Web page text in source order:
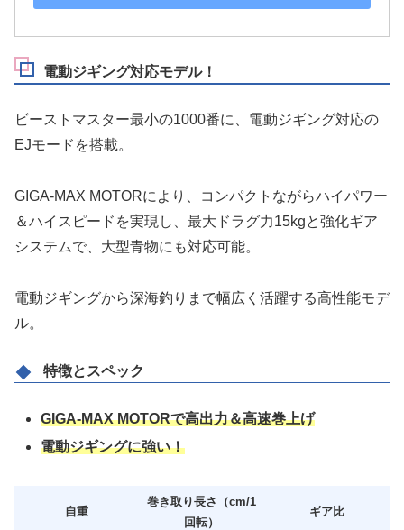
電動ジギング対応モデル！
ビーストマスター最小の1000番に、電動ジギング対応の
EJモードを搭載。
GIGA-MAX MOTORにより、コンパクトながらハイパワー
＆ハイスピードを実現し、最大ドラグ力15kgと強化ギア
システムで、大型青物にも対応可能。
電動ジギングから深海釣りまで幅広く活躍する高性能モデ
ル。
特徴とスペック
GIGA-MAX MOTORで高出力＆高速巻上げ
電動ジギングに強い！
自重
巻き取り長さ（cm/1
回転）
ギア比